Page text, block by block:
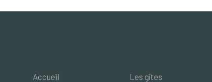
Accueil
Les gîtes